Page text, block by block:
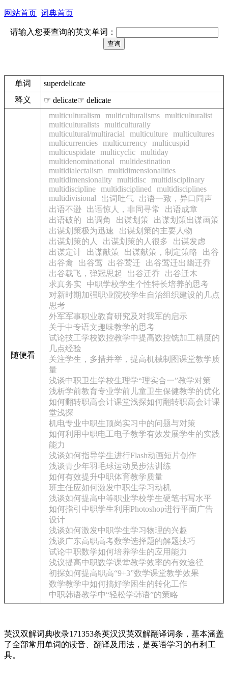
网站首页 词典首页
请输入您要查询的英文单词：
单词
superdelicate
释义
☞ delicate☞ delicate
随便看
multiculturalism multiculturalisms multiculturalist
multiculturalists multiculturally
multicultural/multiracial
multiculture multicultures
multicurrencies multicurrency multicuspid
multicuspidate multicyclic multiday
multidenominational
multidestination
multidialectalism
multidimensionalities
multidimensionality multidisc multidisciplinary
multidiscipline multidisciplined
multidisciplines
multidivisional
出词吐气
出语一致，异口同声
出语不逊
出语惊人，非同寻常
出语成章
出语破的
出调角 出谋划策
出谋划策出谋画策
出谋划策极为迅速
出谋划策的主要人物
出谋划策的人
出谋划策的人很多
出谋发虑
出谋定计
出谋献策 出谋献策，制定策略
出谷
出谷禽
出谷莺 出谷莺迁
出谷莺迁出幽迁乔
出谷载飞，弹冠思起
出谷迁乔
出谷迁木
求真务实
中职学校学生个性特长培养的思考
对新时期加强职业院校学生自治组织建设的几点
思考
外军军事职业教育研究及对我军的启示
关于中专语文趣味教学的思考
试论技工学校数控教学中提高数控铣加工精度的
几点经验
关注学生，多措并举，提高机械制图课堂教学质
量
浅谈中职卫生学校生理学“理实合一”教学对策
浅析学前教育专业学前儿童卫生保健教学的优化
如何翻转职高会计课堂浅探如何翻转职高会计课
堂浅探
机电专业中职生顶岗实习中的问题与对策
如何利用中职电工电子教学有效发展学生的实践
能力
浅谈如何指导学生进行Flash动画短片创作
浅谈青少年羽毛球运动员步法训练
如何有效提升中职体育教学质量
班主任应如何激发中职生学习动机
浅谈如何提高中等职业学校学生硬笔书写水平
如何指引中职学生利用Photoshop进行平面广告
设计
浅谈如何激发中职学生学习物理的兴趣
浅谈广东高职高考数学选择题的解题技巧
试论中职数学如何培养学生的应用能力
浅议提高中职数学课堂教学效率的有效途径
初探如何提高职高“9+3”数学课堂教学效果
数学教学中如何搞好学困生的转化工作
中职韩语教学中“轻松学韩语”的策略
英汉双解词典收录171353条英汉汉英双解翻译词条，基本涵盖
了全部常用单词的读音、翻译及用法，是英语学习的有利工
具。